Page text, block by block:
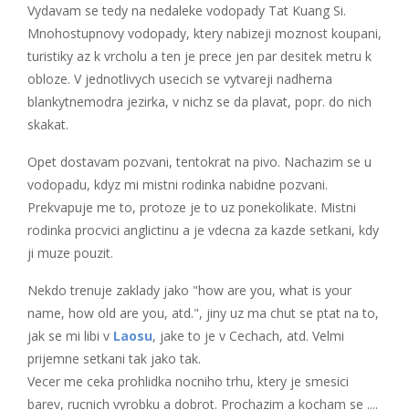
Vydavam se tedy na nedaleke vodopady Tat Kuang Si.
Mnohostupnovy vodopady, ktery nabizeji moznost koupani,
turistiky az k vrcholu a ten je prece jen par desitek metru k
obloze. V jednotlivych usecich se vytvareji nadherna
blankytnemodra jezirka, v nichz se da plavat, popr. do nich
skakat.
Opet dostavam pozvani, tentokrat na pivo. Nachazim se u
vodopadu, kdyz mi mistni rodinka nabidne pozvani.
Prekvapuje me to, protoze je to uz ponekolikate. Mistni
rodinka procvici anglictinu a je vdecna za kazde setkani, kdy
ji muze pouzit.
Nekdo trenuje zaklady jako "how are you, what is your
name, how old are you, atd.", jiny uz ma chut se ptat na to,
jak se mi libi v Laosu, jake to je v Cechach, atd. Velmi
prijemne setkani tak jako tak.
Vecer me ceka prohlidka nocniho trhu, ktery je smesici
barev, rucnich vyrobku a dobrot. Prochazim a kocham se ....